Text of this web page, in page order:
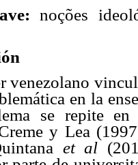
noções
venezolano
en la
se repite en
y Lea
et al